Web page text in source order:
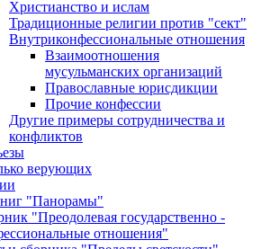
Христианство и ислам
Традиционные религии против "сект"
Внутриконфессиональные отношения
Взаимоотношения
мусульманских организаций
Православные юрисдикции
Прочие конфессии
Другие примеры сотрудничества и
конфликтов
верующих
"Панорамы"
"Преодолевая государственно -
отношения"